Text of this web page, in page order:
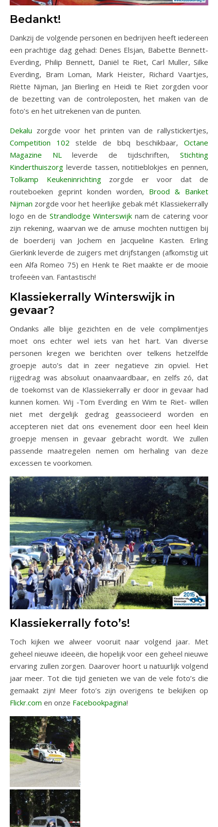
Bedankt!
Dankzij de volgende personen en bedrijven heeft iedereen
een prachtige dag gehad: Denes Elsjan, Babette Bennett-
Everding, Philip Bennett, Daniël te Riet, Carl Muller, Silke
Everding, Bram Loman, Mark Heister, Richard Vaartjes,
Riëtte Nijman, Jan Bierling en Heidi te Riet zorgden voor
de bezetting van de controleposten, het maken van de
foto’s en het uitrekenen van de punten.
Dekalu zorgde voor het printen van de rallystickertjes,
Competition 102 ​ stelde de bbq beschikbaar, Octane
Magazine NL​leverde de tijdschriften,Stichting
Kinderthuiszorg ​ leverde tassen, notitieblokjes en pennen,
Tolkamp Keukeninrichtingzorgde er voor dat de
routeboeken geprint konden worden, Brood & Banket
Nijman ​ zorgde voor het heerlijke gebak mét Klassiekerrally
logo en de Strandlodge Winterswijk ​ nam de catering voor
zijn rekening, waarvan we de amuse mochten nuttigen bij
de boerderij van Jochem en Jacqueline Kasten. Erling
Gierkink leverde de zuigers met drijfstangen (afkomstig uit
een Alfa Romeo 75) en Henk te Riet maakte er de mooie
trofeeën van. Fantastisch!
Klassiekerrally Winterswijk in
gevaar?
Ondanks alle blije gezichten en de vele complimentjes
moet ons echter wel iets van het hart. Van diverse
personen kregen we berichten over telkens hetzelfde
groepje auto’s dat in zeer negatieve zin opviel. Het
rijgedrag was absoluut onaanvaardbaar, en zelfs zó, dat
de toekomst van de Klassiekerrally er door in gevaar had
kunnen komen. Wij -Tom Everding en Wim te Riet- willen
niet met dergelijk gedrag geassocieerd worden en
accepteren niet dat ons evenement door een heel klein
groepje mensen in gevaar gebracht wordt. We zullen
passende maatregelen nemen om herhaling van deze
excessen te voorkomen.
Klassiekerrally foto’s!
Toch kijken we alweer vooruit naar volgend jaar. Met
geheel nieuwe ideeën, die hopelijk voor een geheel nieuwe
ervaring zullen zorgen. Daarover hoort u natuurlijk volgend
jaar meer. Tot die tijd genieten we van de vele foto’s die
gemaakt zijn! Meer foto’s zijn overigens te bekijken op
Flickr.com en onze Facebookpagina!